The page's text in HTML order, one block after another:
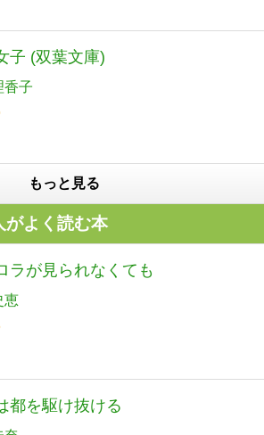
子 (双葉文庫)
香子
もっと見る
がよく読む本
ラが見られなくても
恵
都を駆け抜ける